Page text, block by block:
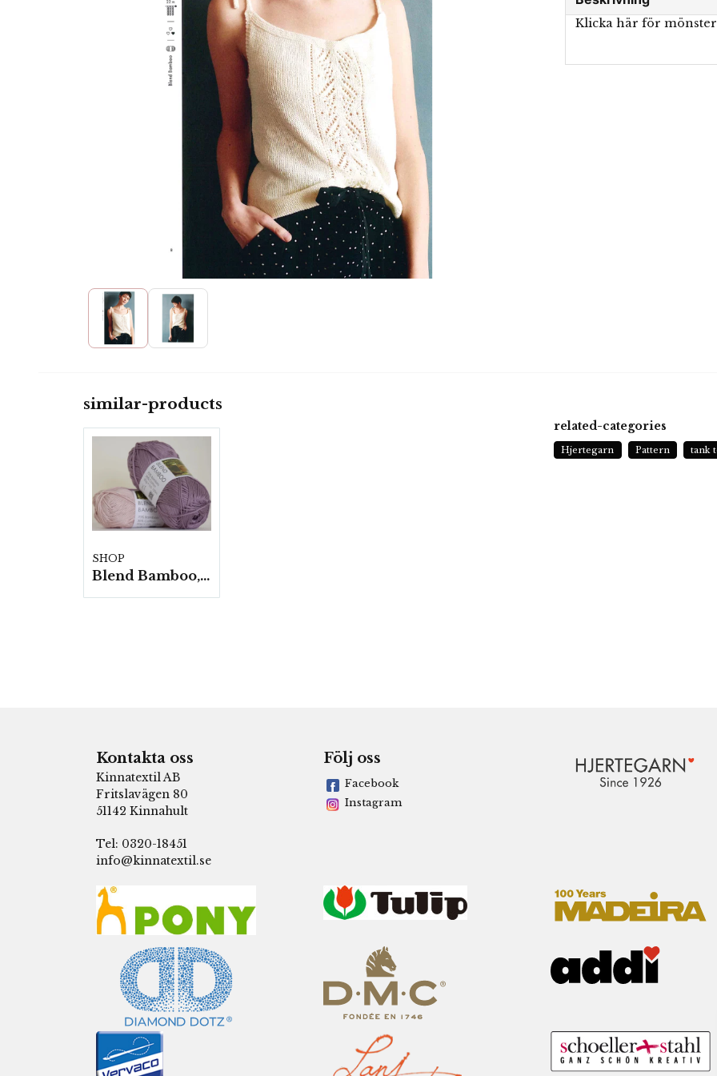
Klicka här för mönster
similar-products
SHOP
Blend Bamboo, 10 nystan/ fp. a50g
related-categories
Hjertegarn Pattern tank
Kontakta oss
Kinnatextil AB
Fritslavägen 80
51142 Kinnahult
Tel: 0320-18451
info@kinnatextil.se
Följ oss
Facebook
Instagram